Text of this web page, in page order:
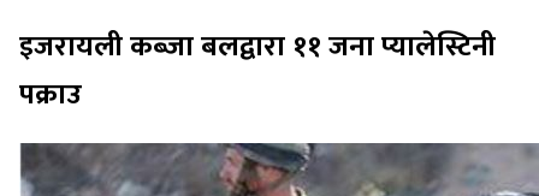
इजरायली कब्जा बलद्वारा ११ जना प्यालेस्टिनी
पक्राउ